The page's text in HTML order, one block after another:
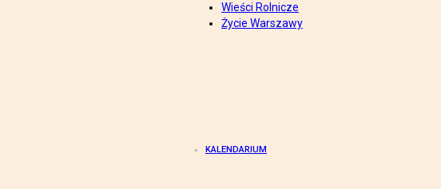
Wieści Rolnicze
Życie Warszawy
KALENDARIUM